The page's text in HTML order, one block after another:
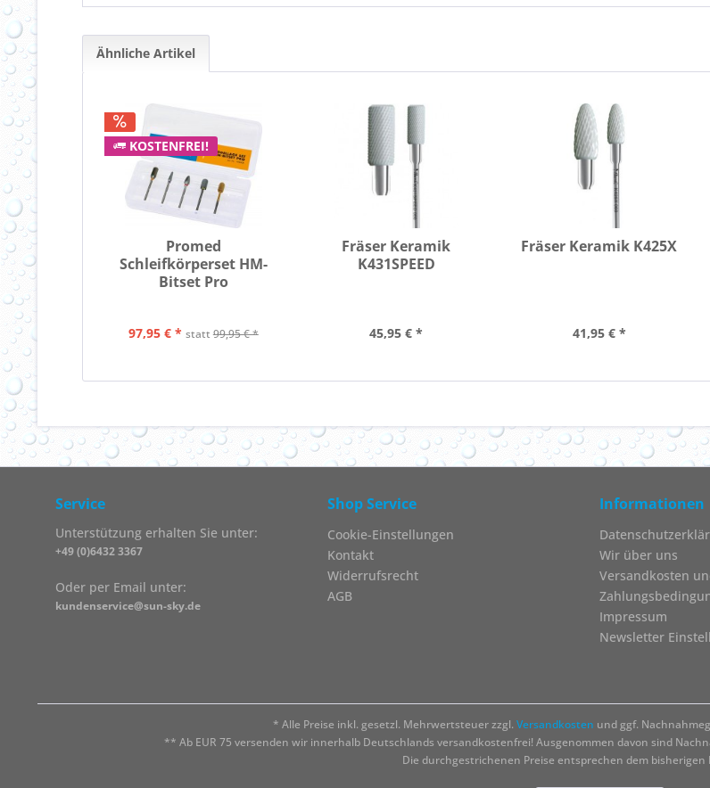
Ähnliche Artikel
KOSTENFREI!
Promed
Schleifkörperset HM-
Bitset Pro
97,95 € * statt99,95 € *
Fräser Keramik
K431SPEED
45,95 € *
Fräser Keramik K425X
41,95 € *
Service
Unterstützung erhalten Sie unter:
+49 (0)6432 3367
Oder per Email unter:
kundenservice@sun-sky.de
Shop Service
Cookie-Einstellungen
Kontakt
Widerrufsrecht
AGB
Informationen
Wir über uns
Versandkosten
Impressum
Newsletter
* Alle Preise inkl. gesetzl. Mehrwertsteuer zzgl. Versandkosten und ggf.
** Ab EUR 75 versenden wir innerhalb Deutschlands versandkostenfrei! Ausgenommen davon sind
Die durchgestrichenen Preise entsprechen dem bisherigen